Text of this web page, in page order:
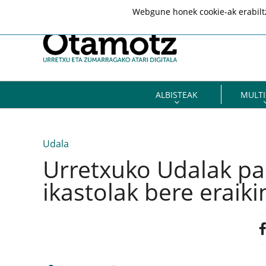
ALBISTEAK
Udala
Urretxuko Udalak
ikastolak bere
Webgune honek cookie-ak